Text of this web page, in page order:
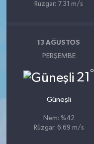
Rüzgar: 7.31 m/s
13 AĞUSTOS
PERŞEMBE
21 °
Güneşli
Nem: %42
Rüzgar: 6.69 m/s